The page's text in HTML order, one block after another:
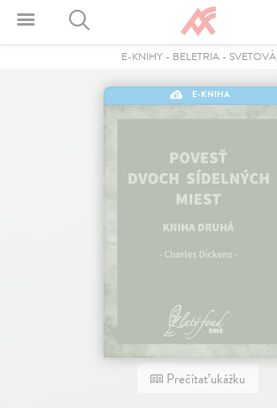
E-KNIHY- BELETRIA- SVETOVÁ
E-KNIHA
Prečítať ukážku